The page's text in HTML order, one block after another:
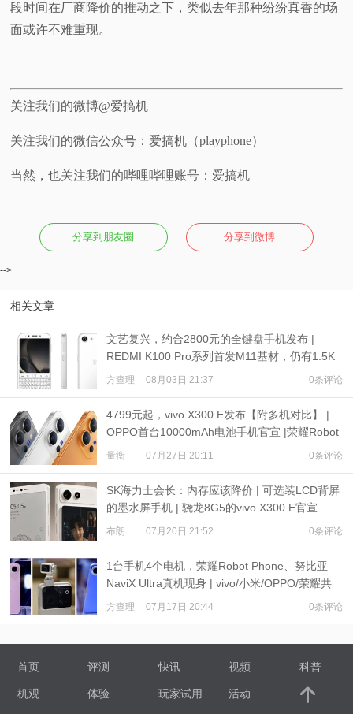
段时间在厂商降价的推动之下，类似去年那种纷纷真香的场
面或许不难重现。
关注我们的微博@爱搞机
关注我们的微信公众号：爱搞机（playphone）
当然，也关注我们的哔哩哔哩账号：爱搞机
分享到朋友圈 分享到微博
-->
相关文章
文艺复兴，约合2800元的全键盘手机发布 |
REDMI K100 Pro系列首发M11基材，仍有1.5K
超级像素
方查理 08月03日 21:37 0条评论
4799元起，vivo X300 E发布【附多机对比】 |
OPPO首台10000mAh电池手机官宣 |荣耀Robot
Phone定档
量衡 07月27日 20:11 0条评论
SK海力士会长：内存应该降价 | 可选装LCD背屏
的墨水屏手机 | 骁龙8G5的vivo X300 E官宣
布朗 07月20日 21:52 0条评论
1台手机4个电机，荣耀Robot Phone、努比亚
NaviX Ultra真机现身 | vivo/小米/OPPO/荣耀共
推公平内存机制
方查理 07月17日 20:44 0条评论
首页 评测 快讯 视频 科普
机观 体验 玩家试用 活动